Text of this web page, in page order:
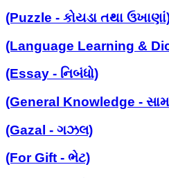
(Puzzle - કોયડા તથા
(Language Learning &
(Essay - નિબંધો)
(General Knowledge -
(Gazal - ગઝલ)
(For Gift - ભેટ)